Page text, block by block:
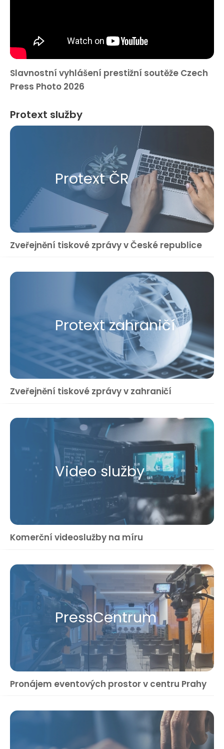
Slavnostní vyhlášení prestižní soutěže Czech
Press Photo 2026
Protext služby
Protext ČR
Zveřejnění tiskové zprávy v České republice
Protext zahraničí
Zveřejnění tiskové zprávy v zahraničí
Video služby
Komerční videoslužby na míru
Press​Centrum
Pronájem eventových prostor v centru Prahy